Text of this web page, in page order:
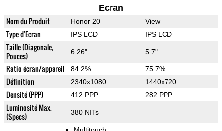
Ecran
Nom du Produit Honor 20 View
Type d'Ecran IPS LCD IPS LCD
Taille (Diagonale,
Pouces)
6.26" 5.7"
Ratio écran/appareil 84.2% 75.7%
Définition 2340x1080 1440x720
Densité (PPP) 412 PPP 282 PPP
Luminosité Max.
(Specs)
380 NITs